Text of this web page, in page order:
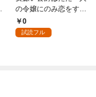
の令嬢にのみ恋をする
（分冊版）第１話
0
試読フル